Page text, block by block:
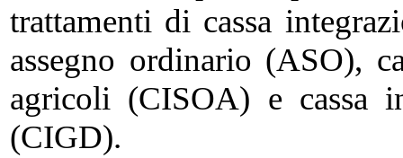
trattamenti di cassa
assegno ordinario (ASO),
agricoli (CISOA) e cassa
(CIGD).